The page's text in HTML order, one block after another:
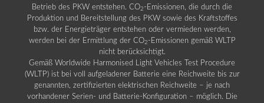
Betrieb des PKW entstehen. CO2 -Emissionen, die durch die
Produktion und Bereitstellung des PKW sowie des Kraftstoffes
bzw. der Energieträger entstehen oder vermieden werden,
werden bei der Ermittlung der CO2 -Emissionen gemäß WLTP
nicht berücksichtigt.
Gemäß Worldwide Harmonised Light Vehicles Test Procedure
(WLTP) ist bei voll aufgeladener Batterie eine Reichweite bis zur
genannten, zertifizierten elektrischen Reichweite – je nach
vorhandener Serien- und Batterie-Konfiguration – möglich. Die